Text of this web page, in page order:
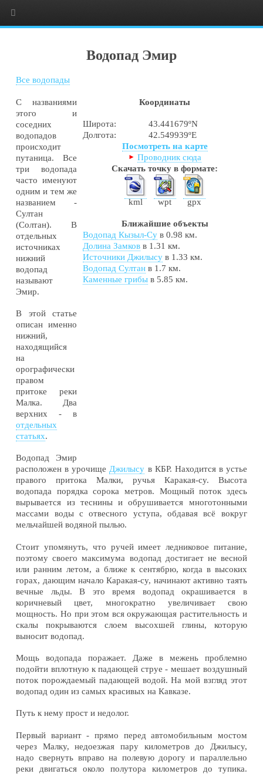
Водопад Эмир
Все водопады
Координаты
Широта:
43.441679ºN
Долгота:
42.549939ºE
Посмотреть на карте
Проводник сюда
Скачать точку в формате:
kml wpt gpx
Ближайшие объекты
Водопад Кызыл-Сув 0.98 км.
Долина Замковв 1.31 км.
Источники Джилысув 1.33 км.
Водопад Султанв 1.7 км.
Каменные грибыв 5.85 км.
С названиями
этого и
соседних
водопадов
происходит
путаница. Все
три водопада
часто именуют
одним и тем же
названием -
Султан
(Солтан). В
отдельных
источниках
нижний
водопад
называют
Эмир.
В этой статье
описан именно
нижний,
находящийся
на
орографически
правом
притоке реки
Малка. Два
верхних - в
отдельных
статьях.
Водопад Эмир
расположен в урочищеДжилысу в КБР. Находится в устье
правого притока Малки, ручья Каракая-су. Высота
водопада порядка сорока метров. Мощный поток здесь
вырывается из теснины и обрушивается многотонными
массами воды с отвесного уступа, обдавая всё вокруг
мельчайшей водяной пылью.
Стоит упомянуть, что ручей имеет ледниковое питание,
поэтому своего максимума водопад достигает не весной
или ранним летом, а ближе к сентябрю, когда в высоких
горах, дающим начало Каракая-су, начинают активно таять
вечные льды. В это время водопад окрашивается в
коричневый цвет, многократно увеличивает свою
мощность. Но при этом вся окружающая растительность и
скалы покрываются слоем высохшей глины, которую
выносит водопад.
Мощь водопада поражает. Даже в межень проблемно
подойти вплотную к падающей струе - мешает воздушный
поток порождаемый падающей водой. На мой взгляд этот
водопад один из самых красивых на Кавказе.
Путь к нему прост и недолог.
Первый вариант - прямо перед автомобильным мостом
через Малку, недоезжая пару километров до Джилысу,
надо свернуть вправо на полевую дорогу и параллельно
реки двигаться около полутора километров до тупика.